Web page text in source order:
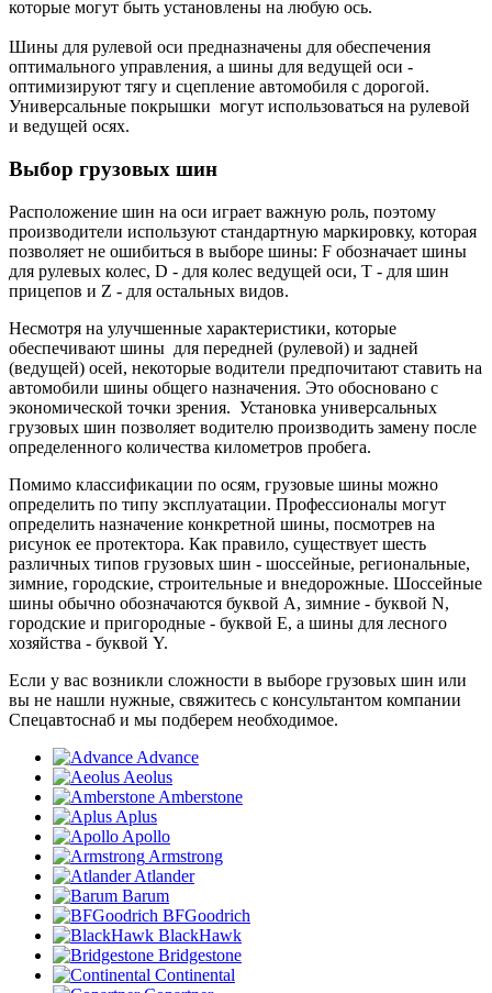
которые могут быть установлены на любую ось.
Шины для рулевой оси предназначены для обеспечения
оптимального управления, а шины для ведущей оси -
оптимизируют тягу и сцепление автомобиля с дорогой.
Универсальные покрышки могут использоваться на рулевой
и ведущей осях.
Выбор грузовых шин
Расположение шин на оси играет важную роль, поэтому
производители используют стандартную маркировку, которая
позволяет не ошибиться в выборе шины: F обозначает шины
для рулевых колес, D - для колес ведущей оси, T - для шин
прицепов и Z - для остальных видов.
Несмотря на улучшенные характеристики, которые
обеспечивают шины для передней (рулевой) и задней
(ведущей) осей, некоторые водители предпочитают ставить на
автомобили шины общего назначения. Это обосновано с
экономической точки зрения. Установка универсальных
грузовых шин позволяет водителю производить замену после
определенного количества километров пробега.
Помимо классификации по осям, грузовые шины можно
определить по типу эксплуатации. Профессионалы могут
определить назначение конкретной шины, посмотрев на
рисунок ее протектора. Как правило, существует шесть
различных типов грузовых шин - шоссейные, региональные,
зимние, городские, строительные и внедорожные. Шоссейные
шины обычно обозначаются буквой A, зимние - буквой N,
городские и пригородные - буквой E, а шины для лесного
хозяйства - буквой Y.
Если у вас возникли сложности в выборе грузовых шин или
вы не нашли нужные, свяжитесь с консультантом компании
Спецавтоснаб и мы подберем необходимое.
Advance
Aeolus
Amberstone
Aplus
Apollo
Armstrong
Atlander
Barum
BFGoodrich
BlackHawk
Bridgestone
Continental